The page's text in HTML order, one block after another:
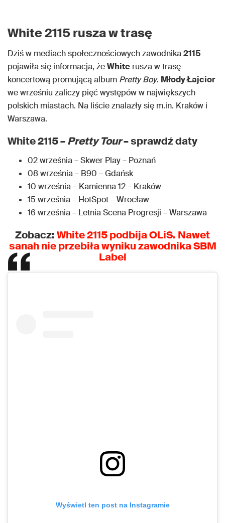
White 2115 rusza w trasę
Dziś w mediach społecznościowych zawodnika2115
pojawiła się informacja, żeWhite rusza w trasę
koncertową promującą album Pretty Boy. Młody Łajcior
we wrześniu zaliczy pięć występów w największych
polskich miastach. Na liście znalazły się m.in. Kraków i
Warszawa.
White 2115 –Pretty Tour– sprawdź daty
02 września – Skwer Play – Poznań
08 września – B90 – Gdańsk
10 września – Kamienna 12 – Kraków
15 września – HotSpot – Wrocław
16 września – Letnia Scena Progresji – Warszawa
Zobacz:White 2115 podbija OLiS. Nawet
sanah nie przebiła wyniku zawodnika SBM
Label
Wyświetl ten post na Instagramie